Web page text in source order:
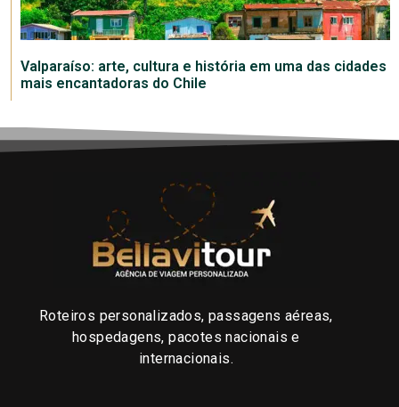
Valparaíso: arte, cultura e história em uma das cidades
mais encantadoras do Chile
Roteiros personalizados, passagens aéreas,
hospedagens, pacotes nacionais e
internacionais.